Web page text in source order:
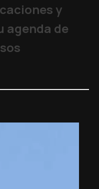
y
agenda de